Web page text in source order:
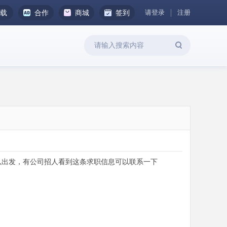
合作 商城 签到 请登录 注册
发，有公司招人看到这条求职信息可以联系一下